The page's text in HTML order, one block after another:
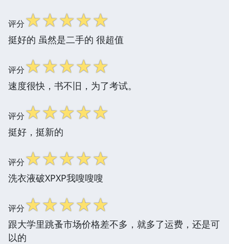
评分☆☆☆☆☆
挺好的 虽然是二手的 很超值
评分☆☆☆☆☆
速度很快，书不旧，为了考试。
评分☆☆☆☆☆
挺好，挺新的
评分☆☆☆☆☆
洗衣液破XPXP我嗖嗖嗖
评分☆☆☆☆☆
跟大学里跳蚤市场价格差不多，就多了运费，还是可
以的